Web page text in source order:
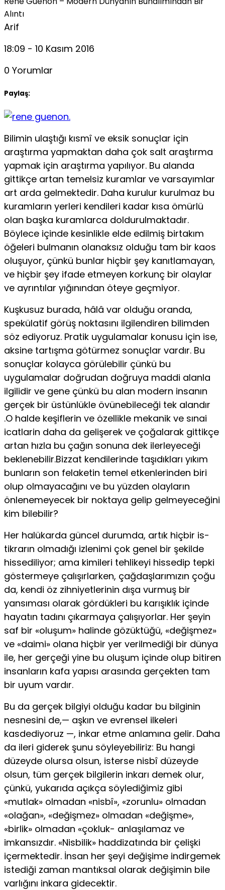
Alıntı
Arif
18:09 - 10 Kasım 2016
0 Yorumlar
Paylaş:
Bilimin ulaştığı kısmî ve eksik sonuçlar için
araştırma yapmaktan daha çok salt araştırma
yap­mak için araştırma yapılıyor. Bu alanda
gittikçe ar­tan temelsiz kuramlar ve varsayımlar
art arda gel­mektedir. Daha kurulur kurulmaz bu
kuramların yerleri kendileri kadar kısa ömürlü
olan başka kuramlarca doldurulmaktadır.
Böylece içinde kesinlik­le elde edilmiş birtakım
öğeleri bulmanın olanaksız olduğu tam bir kaos
oluşuyor, çünkü bunlar hiçbir şey kanıtlamayan,
ve hiçbir şey ifade etmeyen kor­kunç bir olaylar
ve ayrıntılar yığınından öteye geç­miyor.
Kuşkusuz burada, hâlâ var olduğu oranda,
spekülatif görüş noktasını ilgilendiren bilimden
söz ediyoruz. Pratik uygulamalar konusu için ise,
aksine tartışma götürmez sonuçlar vardır. Bu
sonuçlar ko­layca görülebilir çünkü bu
uygulamalar doğrudan doğruya maddi alanla
ilgilidir ve gene çünkü bu alan modern insanın
gerçek bir üstünlükle övünebileceği tek alandır
.O halde keşiflerin ve özellikle mekanik ve sınai
icatlarin daha da gelişerek ve çoğalarak gittikçe
artan hızla bu çağın sonuna dek ilerleyeceği
beklenebilir.Bizzat kendilerinde taşıdıkları yıkım
bunların son felaketin temel etkenlerinden biri
olup olmayacağını ve bu yüzden olayların
önlenemeyecek bir noktaya gelip gelmeyeceğini
kim bilebilir?
Her halükarda güncel durumda, artık hiçbir is­
tikrarın olmadığı izlenimi çok genel bir şekilde
his­sediliyor; ama kimileri tehlikeyi hissedip tepki
gös­termeye çalışırlarken, çağdaşlarımızın çoğu
da, ken­di öz zihniyetlerinin dışa vurmuş bir
yansıması ola­rak gördükleri bu karışıklık içinde
hayatın tadını çı­karmaya çalışıyorlar. Her şeyin
saf bir «oluşum» ha­linde gözüktüğü, «değişmez»
ve «daimi» olana hiç­bir yer verilmediği bir dünya
ile, her gerçeği yine bu oluşum içinde olup bitiren
insanların kafa ya­pısı arasında gerçekten tam
bir uyum vardır.
Bu da gerçek bilgiyi olduğu kadar bu bilginin
nesnesini de,— aşkın ve evrensel ilkeleri
kasdediyoruz —, inkar etme anlamına gelir. Daha
da ileri giderek şunu söy­leyebiliriz: Bu hangi
düzeyde olursa olsun, isterse nisbî düzeyde
olsun, tüm gerçek bilgilerin inkarı de­mek olur,
çünkü, yukarıda açıkça söylediğimiz gibi
«mutlak» olmadan «nisbî», «zorunlu» olmadan
«ola­ğan», «değişmez» olmadan «değişme»,
«birlik» olma­dan «çokluk- anlaşılamaz ve
imkansızdır. «Nisbilik» haddizatında bir çelişki
içermektedir. İnsan her şeyi değişime indirgemek
istediği zaman mantıksal ola­rak değişimin bile
varlığını inkara gidecektir.